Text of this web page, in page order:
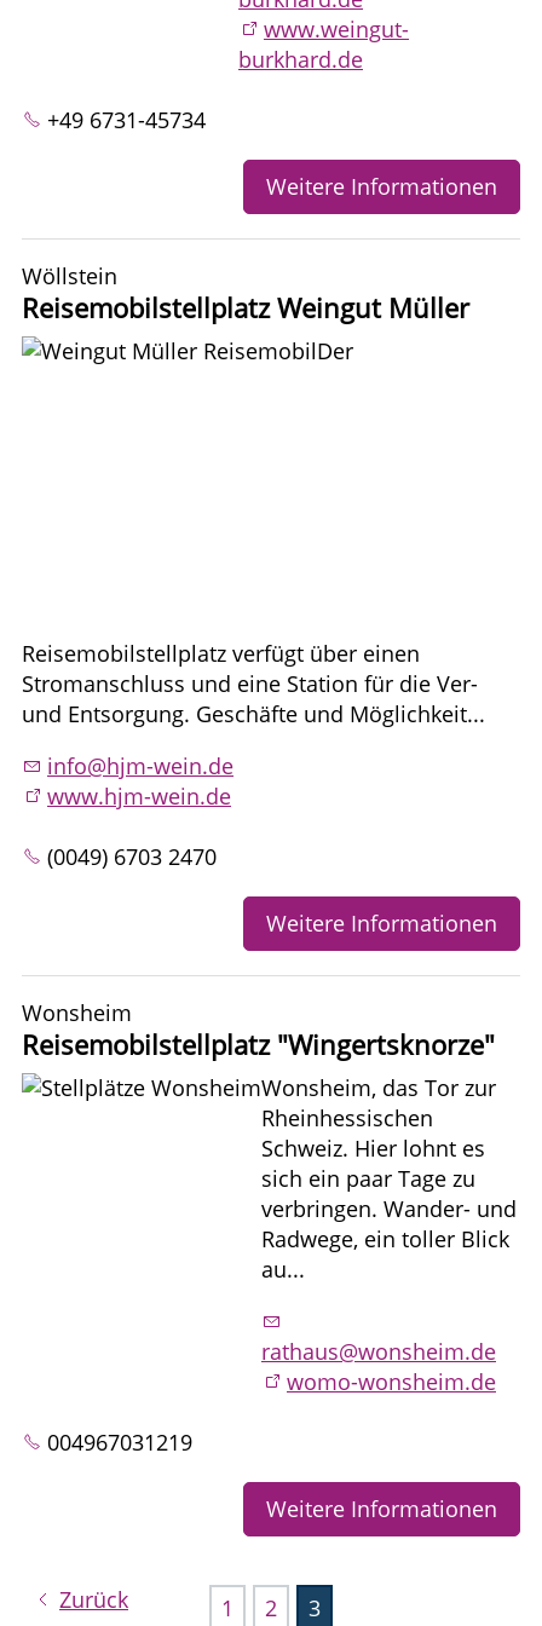
www.weingut-
burkhard.de
+49 6731-45734
Weitere Informationen
Wöllstein
Reisemobilstellplatz Weingut Müller
Der
Reisemobilstellplatz verfügt über einen
Stromanschluss und eine Station für die Ver-
und Entsorgung. Geschäfte und Möglichkeit...
info@hjm-wein.de
www.hjm-wein.de
(0049) 6703 2470
Weitere Informationen
Wonsheim
Reisemobilstellplatz "Wingertsknorze"
Wonsheim, das Tor zur
Rheinhessischen
Schweiz. Hier lohnt es
sich ein paar Tage zu
verbringen. Wander- und
Radwege, ein toller Blick
au...
rathaus@wonsheim.de
womo-wonsheim.de
004967031219
Weitere Informationen
Zurück 1 2 3